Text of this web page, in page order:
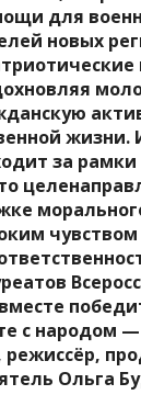
для
новых
жизни.
за рамки
чувством
с народом
Ольга